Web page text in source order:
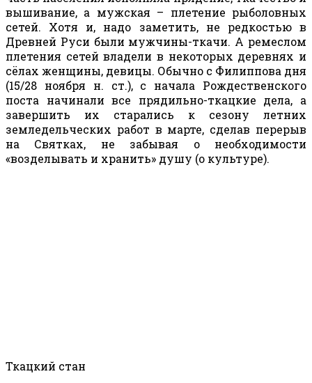
вышивание, а мужская – плетение рыболовных
сетей. Хотя и, надо заметить, не редкостью в
Древней Руси были мужчины-ткачи. А ремеслом
плетения сетей владели в некоторых деревнях и
сёлах женщины, девицы. Обычно с Филиппова дня
(15/28 ноября н. ст.), с начала Рождественского
поста начинали все прядильно-ткацкие дела, а
завершить их старались к сезону летних
земледельческих работ в марте, сделав перерыв
на Святках, не забывая о необходимости
«возделывать и хранить» душу (о культуре).
Ткацкий стан